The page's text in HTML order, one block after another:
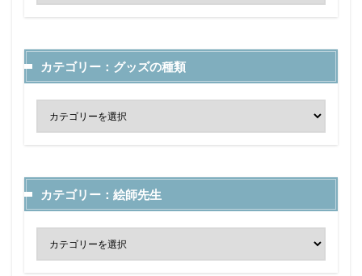
カテゴリー：グッズの種類
カテゴリー：絵師先生